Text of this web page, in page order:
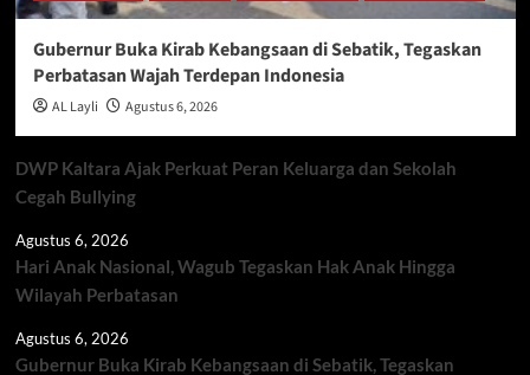
Gubernur Buka Kirab Kebangsaan di Sebatik, Tegaskan
Perbatasan Wajah Terdepan Indonesia
AL Layli Agustus 6, 2026
DWP Kaltara Ajak Perkuat Peran Keluarga dan Sekolah
Cegah Bullying
Agustus 6, 2026
Hari Anak Nasional, Wagub Tegaskan Hak Anak Hingga
Wilayah Perbatasan
Agustus 6, 2026
Gubernur Buka Kirab Kebangsaan di Sebatik, Tegaskan